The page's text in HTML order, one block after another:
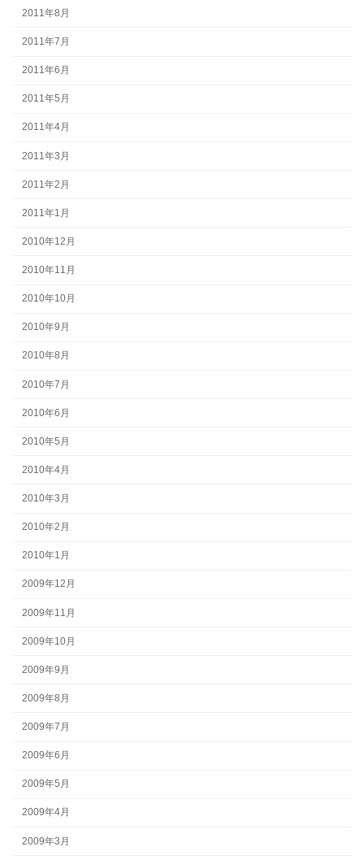
2011年8月
2011年7月
2011年6月
2011年5月
2011年4月
2011年3月
2011年2月
2011年1月
2010年12月
2010年11月
2010年10月
2010年9月
2010年8月
2010年7月
2010年6月
2010年5月
2010年4月
2010年3月
2010年2月
2010年1月
2009年12月
2009年11月
2009年10月
2009年9月
2009年8月
2009年7月
2009年6月
2009年5月
2009年4月
2009年3月